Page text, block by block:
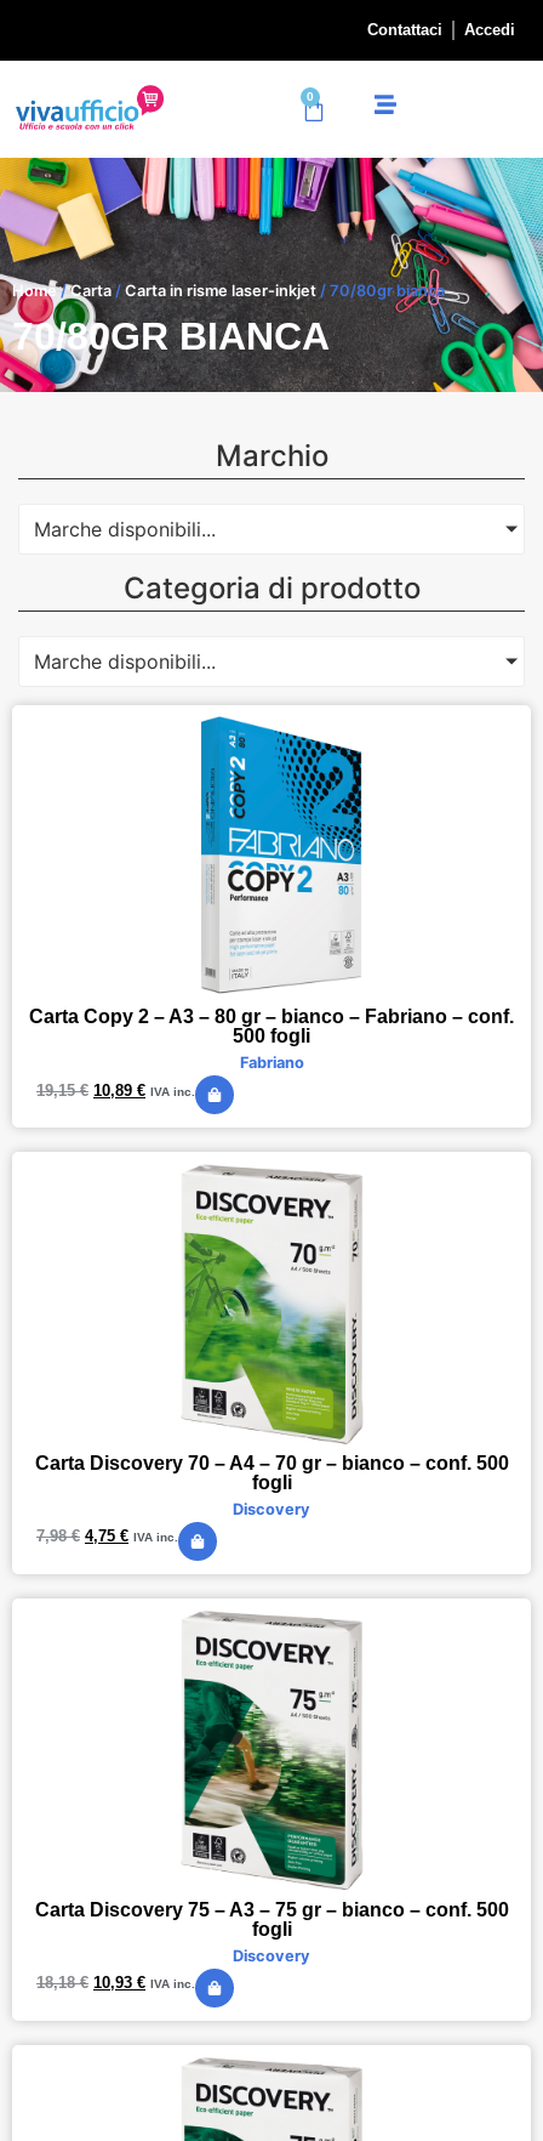
Contattaci Accedi
0
Home/Carta/ Carta in risme laser-inkjet / 70/80gr bianca
70/80GR BIANCA
Marchio
Marche disponibili...
Categoria di prodotto
Marche disponibili...
Carta Copy 2 – A3 – 80 gr – bianco – Fabriano – conf.
500 fogli
Fabriano
19,15€ 10,89 € IVA inc.
Carta Discovery 70 – A4 – 70 gr – bianco – conf. 500
fogli
Discovery
7,98€ 4,75 € IVA inc.
Carta Discovery 75 – A3 – 75 gr – bianco – conf. 500
fogli
Discovery
18,18€ 10,93 € IVA inc.